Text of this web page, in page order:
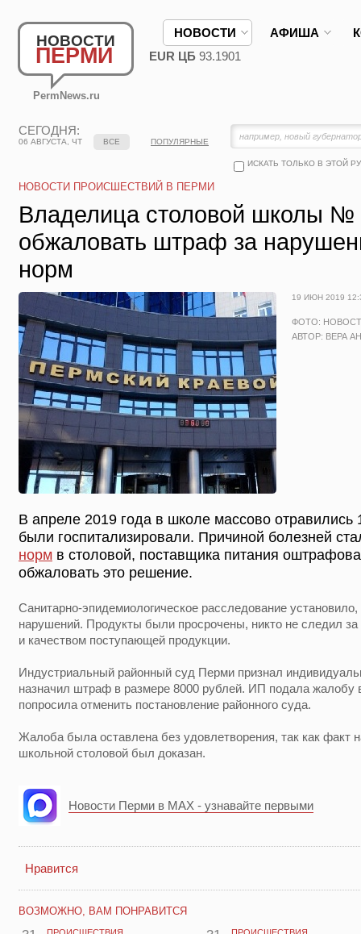
НОВОСТИ
ПЕРМИ
PermNews.ru
НОВОСТИ АФИША
EUR ЦБ 93.1901
СЕГОДНЯ:
06 АВГУСТА, ЧТ
ИСКАТЬ ТОЛЬКО В ЭТОЙ
ВСЕ ПОПУЛЯРНЫЕ
НОВОСТИ ПРОИСШЕСТВИЙ В ПЕРМИ
Владелица столовой школы №
обжаловать штраф за
норм
19 ИЮН 2019
ФОТО:
АВТОР: ВЕРА
В апреле 2019 года в школе массово отравились
были госпитализировали. Причиной болезней
норм в столовой, поставщика питания
обжаловать это решение.
Санитарно-эпидемиологическое расследование
нарушений. Продукты были просрочены, никто не следил за
и качеством поступающей продукции.
Индустриальный районный суд Перми признал
назначил штраф в размере 8000 рублей. ИП подала жалобу
попросила отменить постановление районного суда.
Жалоба была оставлена без удовлетворения, так как факт
школьной столовой был доказан.
Новости Перми в MAX - узнавайте первыми
Нравится
ВОЗМОЖНО, ВАМ ПОНРАВИТСЯ